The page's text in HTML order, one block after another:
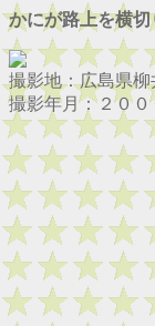
かにが路上を横切
撮影地：広島県柳
撮影年月：２００